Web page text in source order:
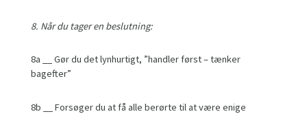
8. Når du tager en beslutning:
8a __ Gør du det lynhurtigt, ”handler først – tænker
bagefter”
8b __ Forsøger du at få alle berørte til at være enige